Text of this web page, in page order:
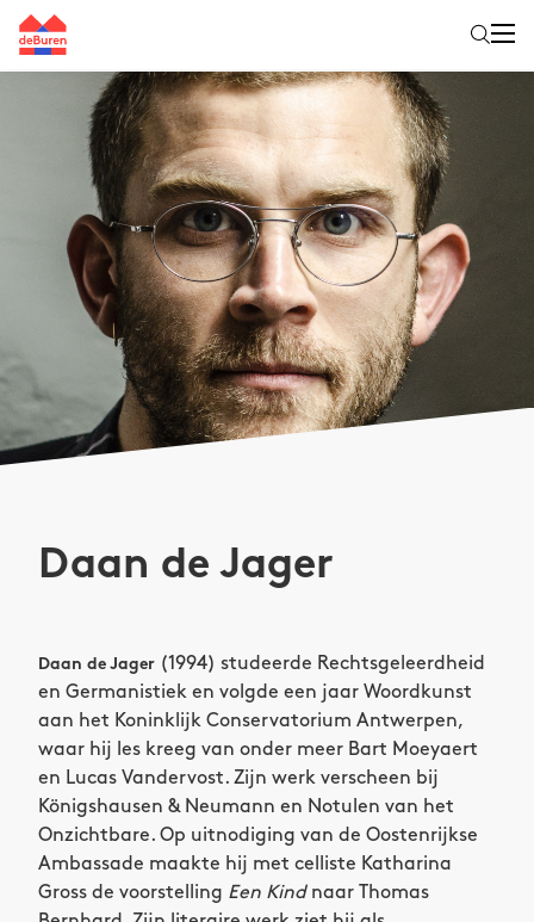
Daan de Jager
Daan de Jager (1994) studeerde Rechtsgeleerdheid
en Germanistiek en volgde een jaar Woordkunst
aan het Koninklijk Conservatorium Antwerpen,
waar hij les kreeg van onder meer Bart Moeyaert
en Lucas Vandervost. Zijn werk verscheen bij
Königshausen & Neumann en Notulen van het
Onzichtbare. Op uitnodiging van de Oostenrijkse
Ambassade maakte hij met celliste Katharina
Gross de voorstelling Een Kindnaar Thomas